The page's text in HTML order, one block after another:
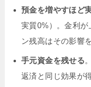
預金を増やすほど
実質0%）。金利が
ン残高はその影響
手元資金を残せる
返済と同じ効果が